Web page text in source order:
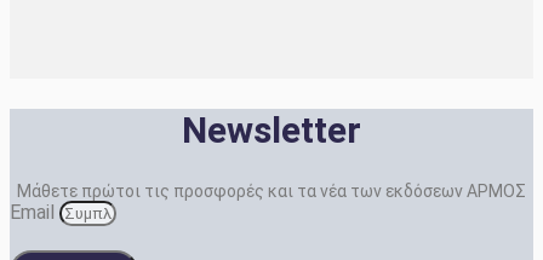
Newsletter
Μάθετε πρώτοι τις προσφορές και τα νέα των εκδόσεων ΑΡΜΟΣ
Email